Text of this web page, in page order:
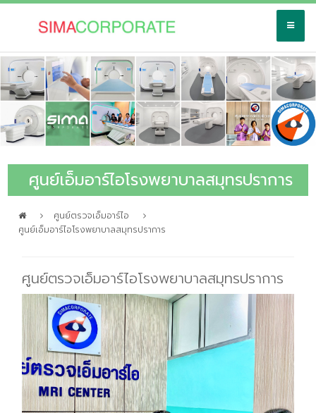
ศูนย์เอ็มอาร์ไอโรงพยาบาลสมุทรปราการ
ศูนย์ตรวจเอ็มอาร์ไอ
ศูนย์เอ็มอาร์ไอโรงพยาบาลสมุทรปราการ
ศูนย์ตรวจเอ็มอาร์ไอโรงพยาบาลสมุทรปราการ